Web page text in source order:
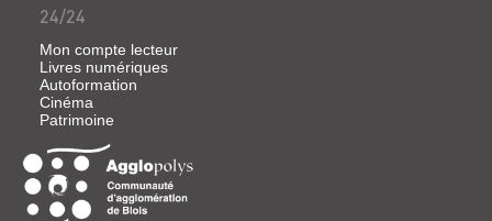
Espagnols
débarquent
sur
les
côtes
péruviennes.
Récit
qui
l'histoire
de
la
chute...
24/24
Mon compte lecteur
Livres numériques
Autoformation
Cinéma
Patrimoine